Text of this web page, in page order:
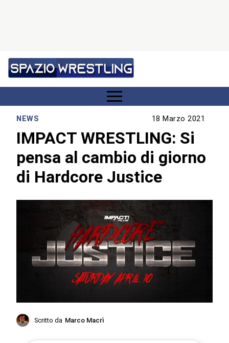
NEWS 18 Marzo 2021
IMPACT WRESTLING: Si
pensa al cambio di giorno
di Hardcore Justice
Scritto da Marco Macrì